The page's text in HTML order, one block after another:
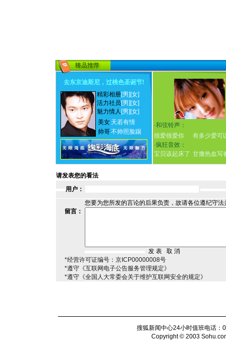
去东京迪斯尼，过桃色圣诞节!
精彩相册[男] [女]
活力社员 [男] [女]
魅力情人 [男] [女]
美女 天若有情
帅哥不帅照脸踢
·和弦铃声：
很爱很爱你
有多少爱可
·疯狂音效：
宝贝该起床了 甘撒热血写
请发表您的看法
用户：
您要为您所发的言论的后果负责，故请各位遵纪守
留言：
*经营许可证编号：京ICP00000008号
*遵守《互联网电子公告服务管理规定》
*遵守《全国人大常委会关于维护互联网安全的规定》
搜狐新闻中心24小时值班电话
Copyright © 2003